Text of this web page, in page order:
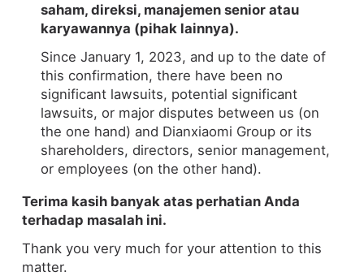
saham, direksi, manajemen senior atau
karyawannya (pihak lainnya).
Since January 1, 2023, and up to the date of
this confirmation, there have been no
significant lawsuits, potential significant
lawsuits, or major disputes between us (on
the one hand) and Dianxiaomi Group or its
shareholders, directors, senior management,
or employees (on the other hand).
Terima kasih banyak atas perhatian Anda
terhadap masalah ini.
Thank you very much for your attention to this
matter.